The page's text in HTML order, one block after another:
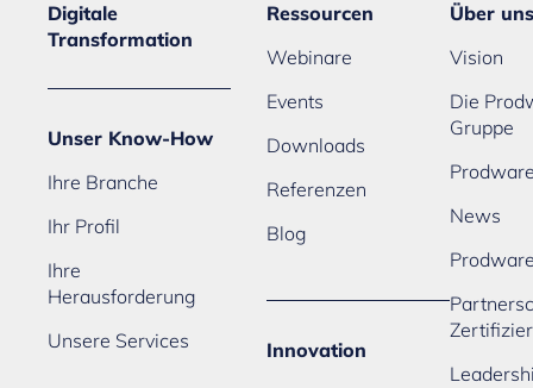
Digitale
Transformation
Unser Know-How
Ihre Branche
Ihr Profil
Ihre
Herausforderung
Unsere Services
Ressourcen
Webinare
Events
Downloads
Referenzen
Blog
Innovation
Über uns
Vision
Die
Gruppe
News